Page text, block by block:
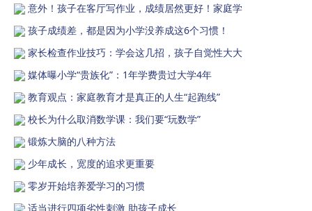
意外！孩子在客厅写作业，成绩居然更好！家庭学
孩子成绩差，都是因为小学没养成这6个习惯！
家长检查作业技巧：学会这几招，孩子自觉性大大
媒体曝小学“贵族化”：1年学费贵过大学4年
教育观点：家庭教育才是真正的人生“起跑线”
校长为什么取消数学课：我们要“玩数学”
锻炼大脑的八种方法
少年成长，宽度的追求更重要
零岁开始培养爱学习的习惯
适当进行四项劣性刺激 助孩子成长